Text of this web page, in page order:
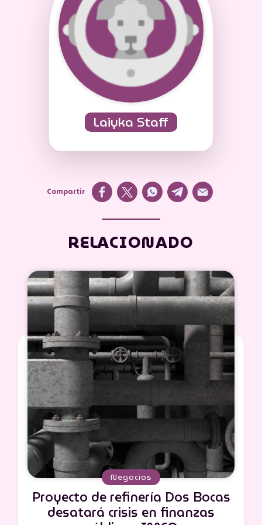
Compartir
RELACIONADO
Negocios
Proyecto de refinería Dos Bocas
desatará crisis en finanzas
Laiyka Staff